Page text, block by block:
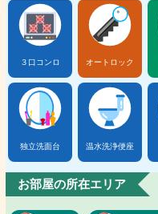
３口コンロ オートロック
独立洗面台 温水洗浄便座
お部屋の所在エリア